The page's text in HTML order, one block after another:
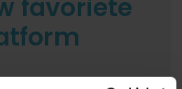
favoriete